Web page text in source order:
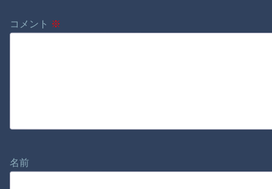
コメント ※
名前